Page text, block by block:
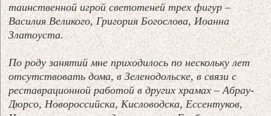
таинственной игрой светотеней трех фигур –
Василия Великого, Григория Богослова, Иоанна
Златоуста.
По роду занятий мне приходилось по нескольку лет
отсутствовать дома, в Зеленодольске, в связи с
реставрационной работой в других храмах – Абрау-
Дюрсо, Новороссийска, Кисловодска, Ессентуков,